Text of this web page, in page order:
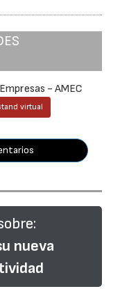
- AMEC
virtual
nueva